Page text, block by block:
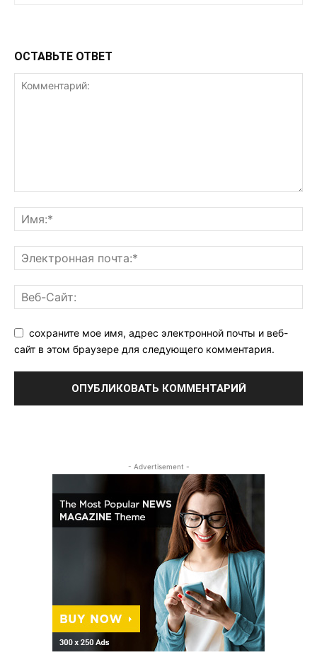
ОСТАВЬТЕ ОТВЕТ
сохраните мое имя, адрес электронной почты и веб-
сайт в этом браузере для следующего комментария.
- Advertisement -